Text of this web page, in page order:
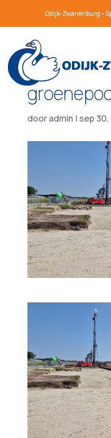
Odijk-Zwanenburg –
dooradmin | sep 30,